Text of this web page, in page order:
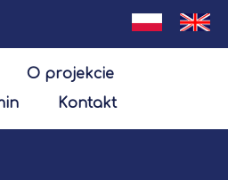
O projekcie
Kontakt